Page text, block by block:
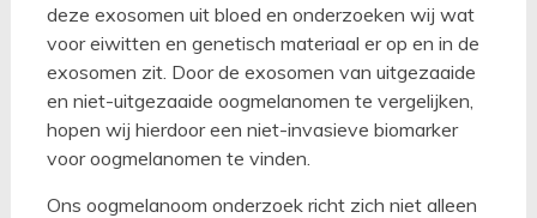
deze exosomen uit bloed en onderzoeken wij wat
voor eiwitten en genetisch materiaal er op en in de
exosomen zit. Door de exosomen van uitgezaaide
en niet-uitgezaaide oogmelanomen te vergelijken,
hopen wij hierdoor een niet-invasieve biomarker
voor oogmelanomen te vinden.
Ons oogmelanoom onderzoek richt zich niet alleen